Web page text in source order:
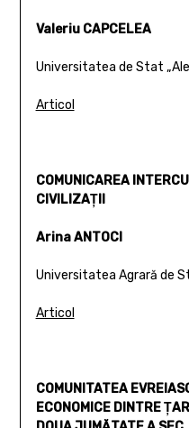
Valeriu CAPCELEA
Universitatea de Stat
Articol
COMUNICAREA
CIVILIZAŢII
Arina ANTOCI
Universitatea Agrară de
Articol
COMUNITATEA
ECONOMICE DINTRE